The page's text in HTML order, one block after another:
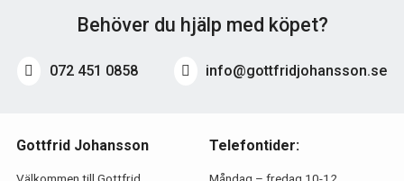
Behöver du hjälp med köpet?
072 451 0858 info@gottfridjohansson.se
Gottfrid Johansson
Välkommen till Gottfrid
Telefontider:
Måndag – fredag 10-12